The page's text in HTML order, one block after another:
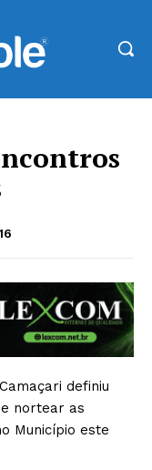
definiu
nortear as
Município este